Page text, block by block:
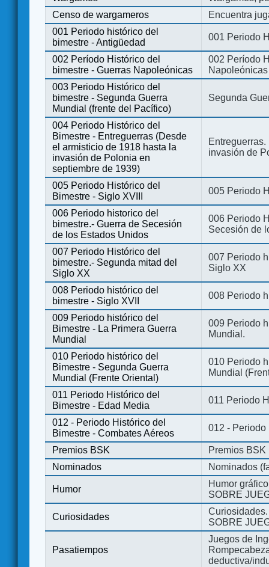
Censo de wargameros
Encuentra
001 Periodo histórico del
bimestre - Antigüedad
001 Periodo
002 Período Histórico del
bimestre - Guerras Napoleónicas
002 Período
Napoleónicas
003 Periodo Histórico del
bimestre - Segunda Guerra
Mundial (frente del Pacífico)
Segunda
004 Periodo Histórico del
Bimestre - Entreguerras (Desde
el armisticio de 1918 hasta la
invasión de Polonia en
septiembre de 1939)
invasión de
005 Periodo Histórico del
Bimestre - Siglo XVIII
005 Periodo
006 Periodo historico del
bimestre.- Guerra de Secesión
de los Estados Unidos
006 Periodo
Secesión de
007 Periodo Histórico del
bimestre.- Segunda mitad del
Siglo XX
007 Periodo
Siglo XX
008 Periodo histórico del
bimestre - Siglo XVII
008 Periodo
009 Periodo histórico del
Bimestre - La Primera Guerra
Mundial
009 Periodo
Mundial.
010 Periodo histórico del
Bimestre - Segunda Guerra
Mundial (Frente Oriental)
010 Periodo
Mundial
011 Periodo Histórico del
Bimestre - Edad Media
011 Periodo
012 - Periodo Histórico del
Bimestre - Combates Aéreos
012 - Periodo
Premios BSK
Premios BSK
Nominados
Nominados
Humor
Humor
SOBRE
Curiosidades
SOBRE
Pasatiempos
Juegos de
deductiva/